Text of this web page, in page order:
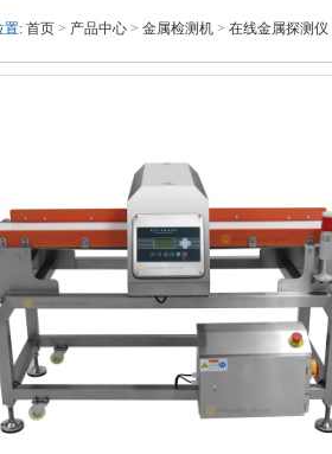
置: 首页 > 产品中心 > 金属检测机 > 在线金属探测仪